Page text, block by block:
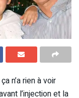
n’a rien à voir
l’injection et la